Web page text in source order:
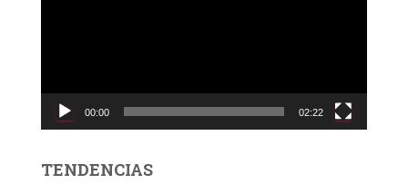
c
d
00:00 02:22
TENDENCIAS